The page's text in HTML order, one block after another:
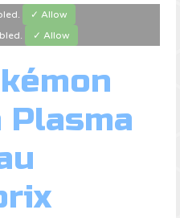
✓ Allow
✓ Allow
Plasma